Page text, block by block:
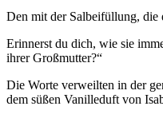
Den mit der Salbeifüllung, die
Erinnerst du dich, wie sie
ihrer Großmutter?“
Die Worte verweilten in der
dem süßen Vanilleduft von